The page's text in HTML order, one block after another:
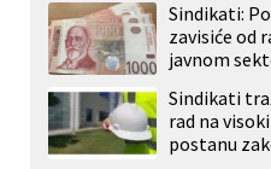
Sindikati:
zavisiće od
javnom
Sindikati
rad na
postanu